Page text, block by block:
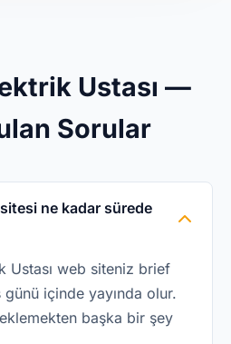
Ustası —
Sorular
ne kadar sürede
Ustası web siteniz brief
günü içinde yayında olur.
başka bir şey